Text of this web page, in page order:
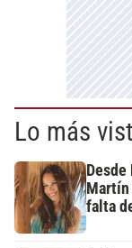
Lo más
falta